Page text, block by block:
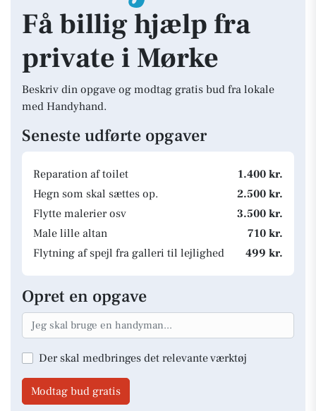
Få billig hjælp fra
private i Mørke
Beskriv din opgave og modtag gratis bud fra lokale
med Handyhand.
Seneste udførte opgaver
Reparation af toilet
1.400 kr.
Hegn som skal sættes op.
2.500 kr.
Flytte malerier osv
3.500 kr.
Male lille altan
710 kr.
Flytning af spejl fra galleri til lejlighed
499 kr.
Opret en opgave
Der skal medbringes det relevante værktøj
Modtag bud gratis